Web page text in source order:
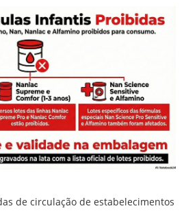
de circulação de estabelecimentos